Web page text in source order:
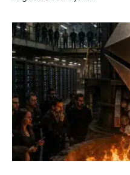
ETH : Ethereum veut